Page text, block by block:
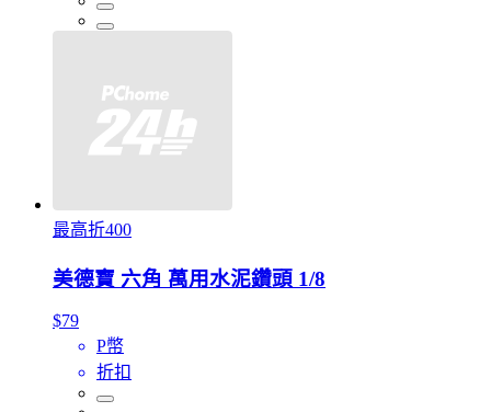
最高折400
美德寶 六角 萬用水泥鑽頭 1/8
$79
P幣
折扣